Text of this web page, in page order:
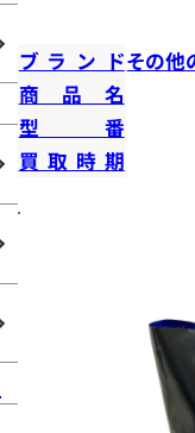
ブランドその他
商品名
型番
買取時期